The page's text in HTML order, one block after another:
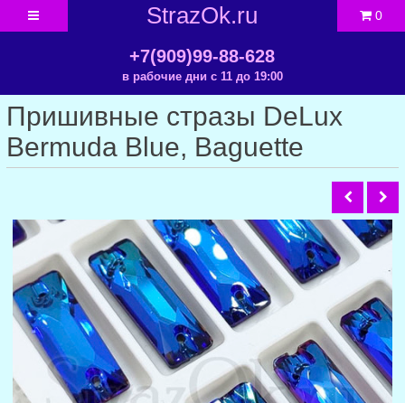
StrazOk.ru
+7(909)99-88-628
в рабочие дни с 11 до 19:00
0
Пришивные стразы DeLux
Bermuda Blue, Baguette